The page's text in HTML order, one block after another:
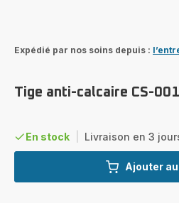
Expédié par nos soins depuis :
Tige anti-calcaire CS-
En stock Livraison en 3
Ajouter